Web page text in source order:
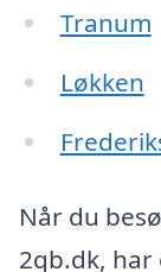
Tranum
Løkken
Når du
2qb.dk, har